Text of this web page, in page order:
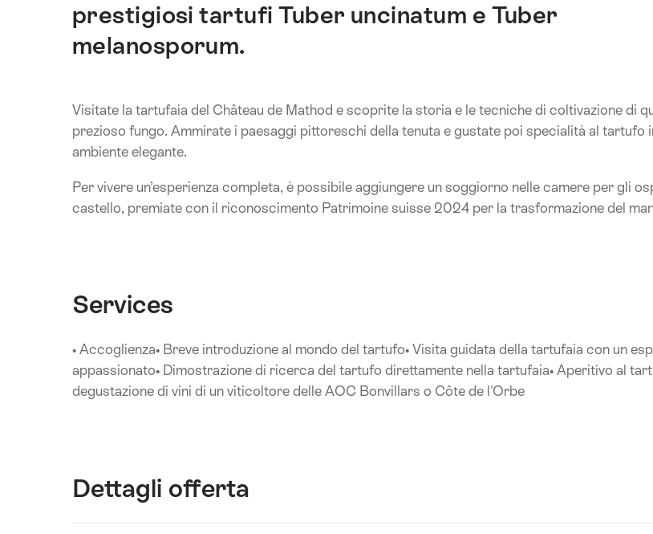
prestigiosi tartufi Tuber uncinatum e Tuber
melanosporum.
Visitate la tartufaia del Château de Mathod e scoprite la storia e le tecniche di coltivazione di
prezioso fungo. Ammirate i paesaggi pittoreschi della tenuta e gustate poi specialità al tartufo
ambiente elegante.
Per vivere un’esperienza completa, è possibile aggiungere un soggiorno nelle camere per gli
castello, premiate con il riconoscimento Patrimoine suisse 2024 per la trasformazione del
Services
• Accoglienza• Breve introduzione al mondo del tartufo• Visita guidata della tartufaia con un
appassionato• Dimostrazione di ricerca del tartufo direttamente nella tartufaia• Aperitivo al
degustazione di vini di un viticoltore delle AOC Bonvillars o Côte de l'Orbe
Dettagli offerta